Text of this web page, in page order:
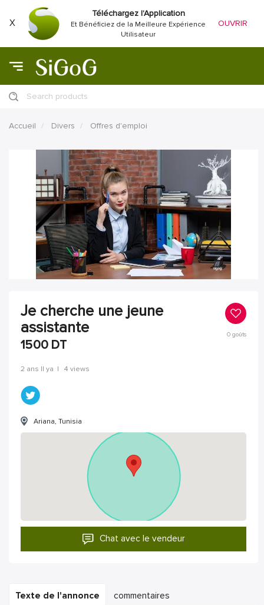
X
Téléchargez l'Application
Et Bénéficiez de la Meilleure Expérience
Utilisateur
OUVRIR
Search products
Accueil Divers Offres d'emploi
Je cherche une jeune
assistante
1500 DT
0goûts
2 ans Il ya | 4 views
Ariana, Tunisia
Chat avec le vendeur
Texte de l'annonce commentaires